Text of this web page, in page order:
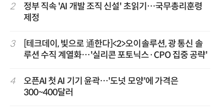
2
정부 직속 'AI 개발 조직 신설' 초읽기…국무총리훈령
제정
3
[테크데이, 빛으로 通한다]<2>오이솔루션, 광 통신 솔
루션 수직 계열화…'실리콘 포토닉스·CPO 집중 공략'
4
오픈AI 첫 AI 기기 윤곽…'도넛 모양'에 가격은
300~400달러